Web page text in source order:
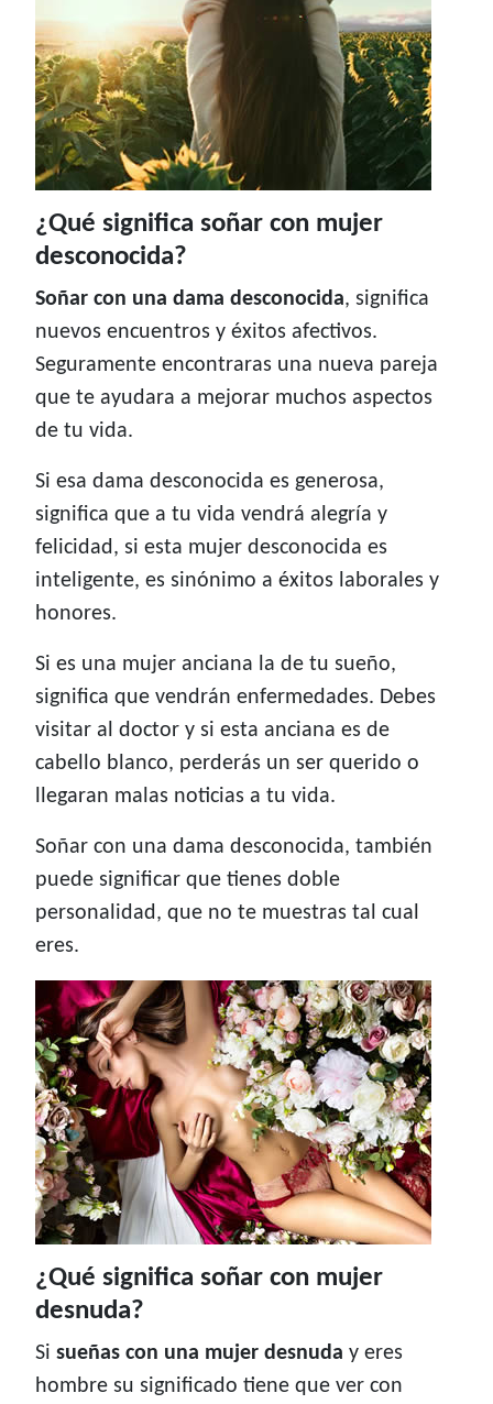
¿Qué significa soñar con mujer
desconocida?
Soñar con una dama desconocida, significa
nuevos encuentros y éxitos afectivos.
Seguramente encontraras una nueva pareja
que te ayudara a mejorar muchos aspectos
de tu vida.
Si esa dama desconocida es generosa,
significa que a tu vida vendrá alegría y
felicidad, si esta mujer desconocida es
inteligente, es sinónimo a éxitos laborales y
honores.
Si es una mujer anciana la de tu sueño,
significa que vendrán enfermedades. Debes
visitar al doctor y si esta anciana es de
cabello blanco, perderás un ser querido o
llegaran malas noticias a tu vida.
Soñar con una dama desconocida, también
puede significar que tienes doble
personalidad, que no te muestras tal cual
eres.
¿Qué significa soñar con mujer
desnuda?
Si sueñas con una mujer desnuda y eres
hombre su significado tiene que ver con